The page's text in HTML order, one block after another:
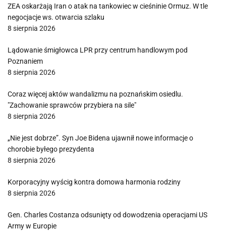
ZEA oskarżają Iran o atak na tankowiec w cieśninie Ormuz. W tle
negocjacje ws. otwarcia szlaku
8 sierpnia 2026
Lądowanie śmigłowca LPR przy centrum handlowym pod
Poznaniem
8 sierpnia 2026
Coraz więcej aktów wandalizmu na poznańskim osiedlu.
"Zachowanie sprawców przybiera na sile"
8 sierpnia 2026
„Nie jest dobrze”. Syn Joe Bidena ujawnił nowe informacje o
chorobie byłego prezydenta
8 sierpnia 2026
Korporacyjny wyścig kontra domowa harmonia rodziny
8 sierpnia 2026
Gen. Charles Costanza odsunięty od dowodzenia operacjami US
Army w Europie